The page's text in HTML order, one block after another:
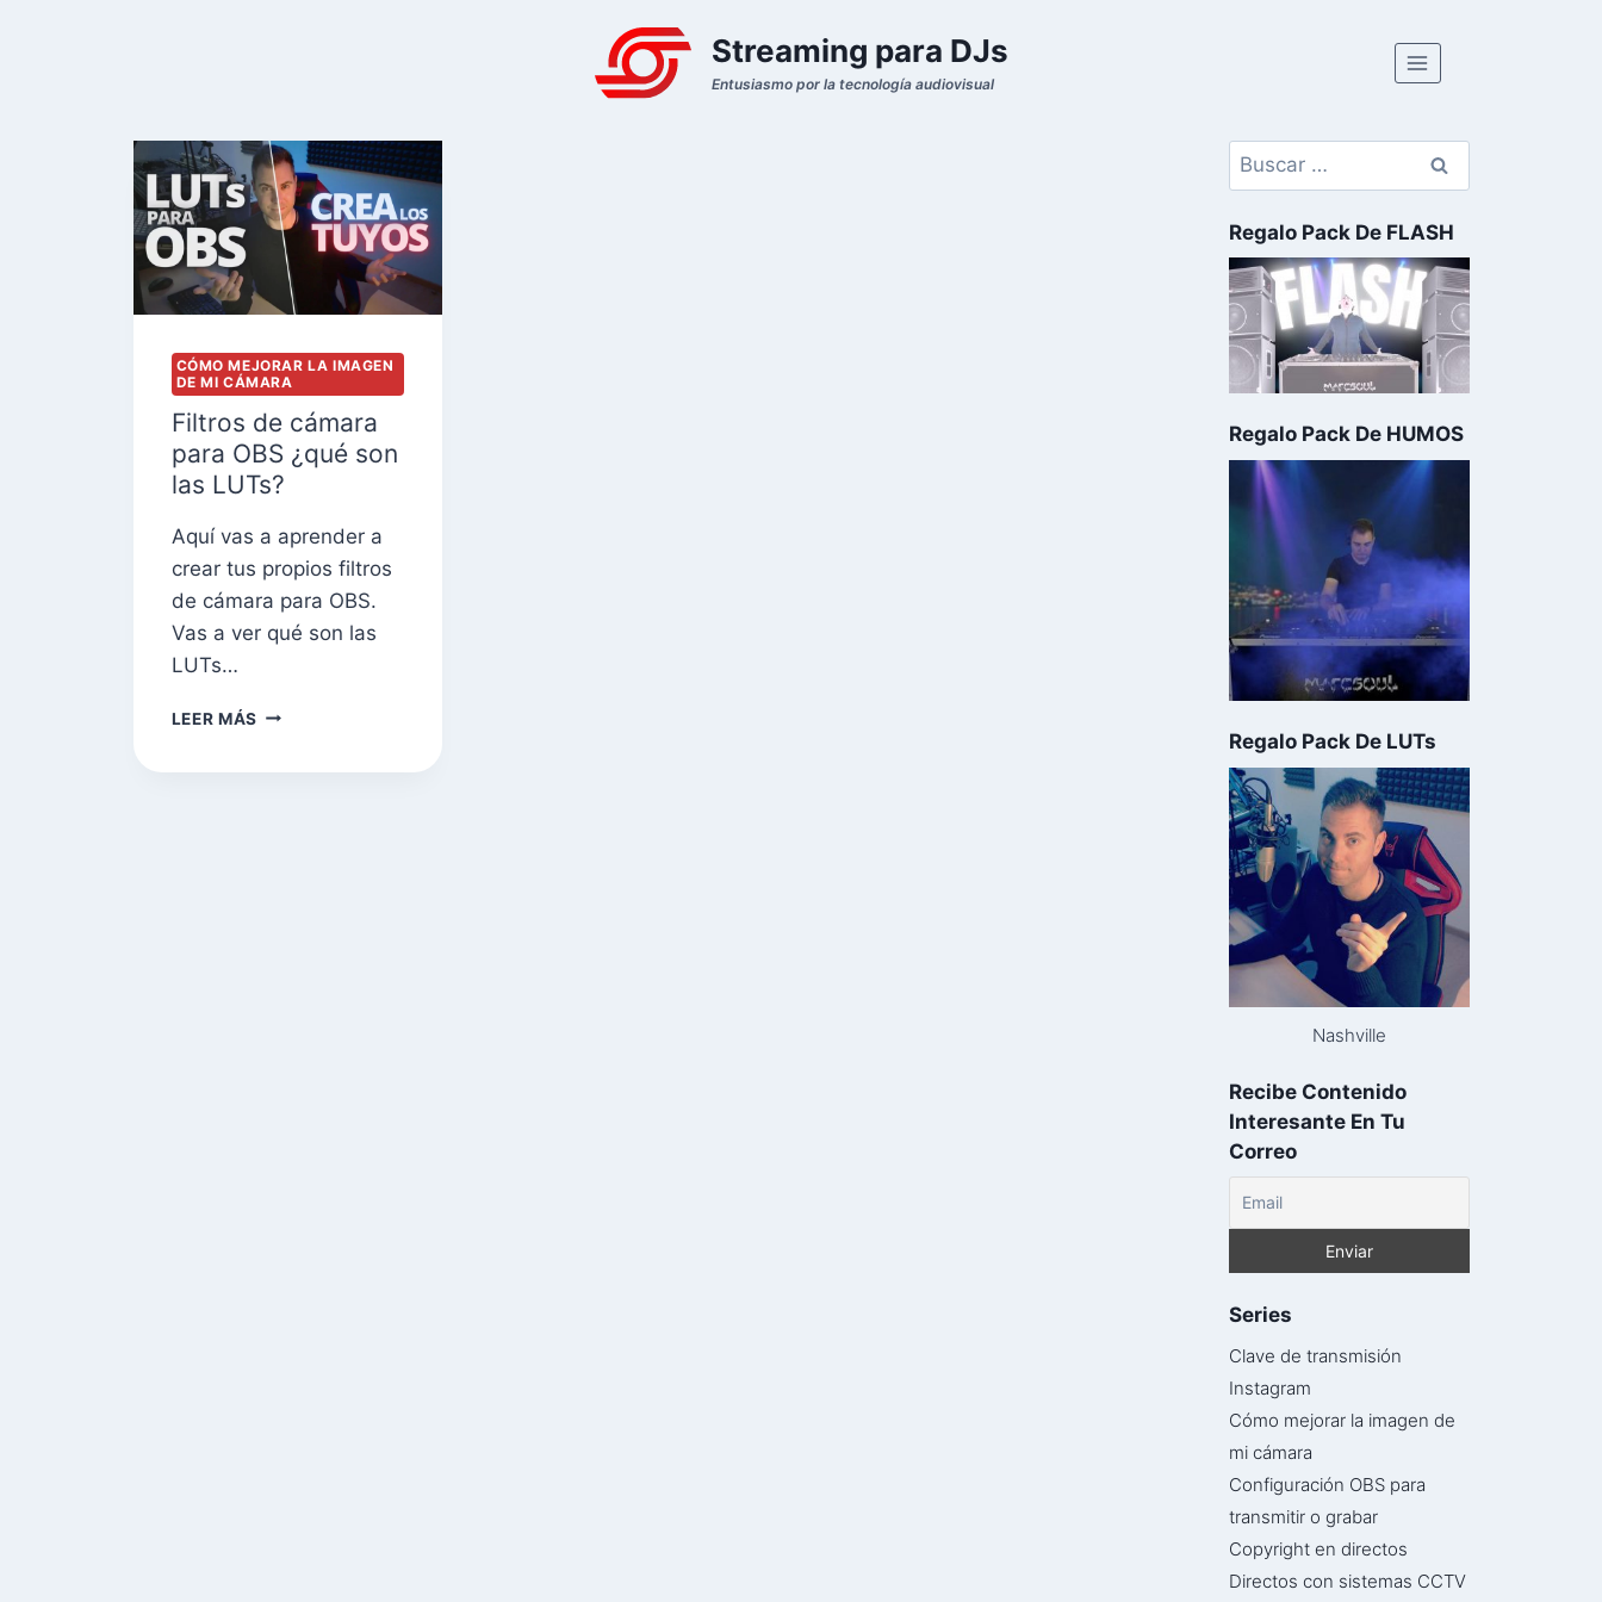
Streaming para DJs
Entusiasmo por la tecnología audiovisual
CÓMO MEJORAR LA IMAGEN
DE MI CÁMARA
Filtros de cámara
para OBS ¿qué son
las LUTs?
Aquí vas a aprender a
crear tus propios filtros
de cámara para OBS.
Vas a ver qué son las
LUTs…
LEER MÁS
Buscar:
Regalo Pack De FLASH
Regalo Pack De HUMOS
Regalo Pack De LUTs
Nashville
Recibe Contenido
Interesante En Tu
Correo
Series
Clave de transmisión
Instagram
Cómo mejorar la imagen de
mi cámara
Configuración OBS para
transmitir o grabar
Copyright en directos
Directos con sistemas CCTV